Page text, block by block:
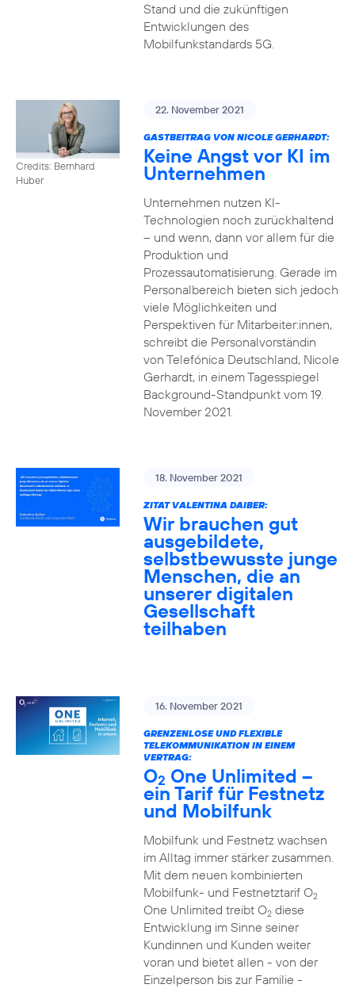
Stand und die zukünftigen
Entwicklungen des
Mobilfunkstandards 5G.
Credits: Bernhard
Huber
22. November 2021
GASTBEITRAG VON NICOLE GERHARDT:
Keine Angst vor KI im
Unternehmen
Unternehmen nutzen KI-
Technologien noch zurückhaltend
– und wenn, dann vor allem für die
Produktion und
Prozessautomatisierung. Gerade im
Personalbereich bieten sich jedoch
viele Möglichkeiten und
Perspektiven für Mitarbeiter:innen,
schreibt die Personalvorständin
von Telefónica Deutschland, Nicole
Gerhardt, in einem Tagesspiegel
Background-Standpunkt vom 19.
November 2021.
18. November 2021
ZITAT VALENTINA DAIBER:
Wir brauchen gut
ausgebildete,
selbstbewusste junge
Menschen, die an
unserer digitalen
Gesellschaft
teilhaben
16. November 2021
GRENZENLOSE UND FLEXIBLE
TELEKOMMUNIKATION IN EINEM
VERTRAG:
O2 One Unlimited –
ein Tarif für Festnetz
und Mobilfunk
Mobilfunk und Festnetz wachsen
im Alltag immer stärker zusammen.
Mit dem neuen kombinierten
Mobilfunk- und Festnetztarif O2
One Unlimited treibt O2diese
Entwicklung im Sinne seiner
Kundinnen und Kunden weiter
voran und bietet allen - von der
Einzelperson bis zur Familie -